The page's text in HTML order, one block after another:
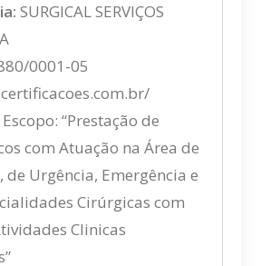
SURGICAL SERVIÇOS
0001-05
Escopo: “Prestação de
com Atuação na Área de
de Urgência, Emergência e
Cirúrgicas com
Clinicas